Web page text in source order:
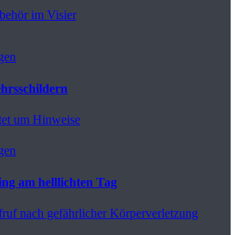
im Visier
um Hinweise
am helllichten Tag
nach gefährlicher Körperverletzung